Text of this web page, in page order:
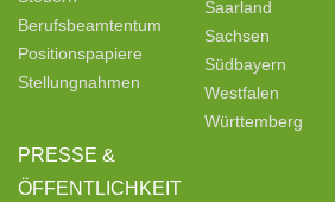
Berufsbeamtentum
Positionspapiere
Stellungnahmen
PRESSE &
ÖFFENTLICHKEIT
Saarland
Sachsen
Südbayern
Westfalen
Württemberg